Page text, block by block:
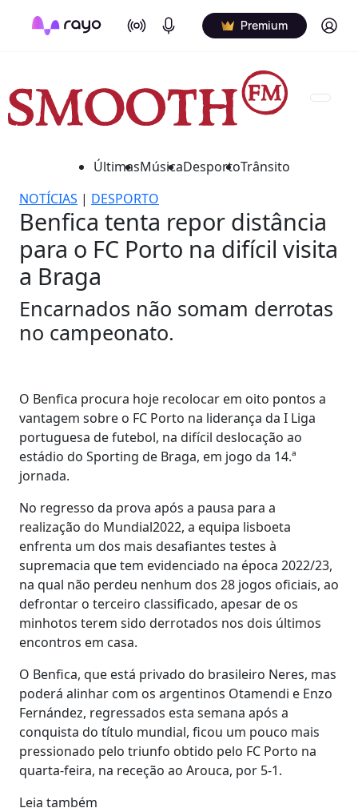
On Air Podcasts Premium Log in
ÚltimasMúsicaDesportoTrânsito
NOTÍCIAS | DESPORTO
Benfica tenta repor distância
para o FC Porto na difícil visita
a Braga
Encarnados não somam derrotas
no campeonato.
O Benfica procura hoje recolocar em oito pontos a
vantagem sobre o FC Porto na liderança da I Liga
portuguesa de futebol, na difícil deslocação ao
estádio do Sporting de Braga, em jogo da 14.ª
jornada.
No regresso da prova após a pausa para a
realização do Mundial2022, a equipa lisboeta
enfrenta um dos mais desafiantes testes à
supremacia que tem evidenciado na época 2022/23,
na qual não perdeu nenhum dos 28 jogos oficiais, ao
defrontar o terceiro classificado, apesar de os
minhotos terem sido derrotados nos dois últimos
encontros em casa.
O Benfica, que está privado do brasileiro Neres, mas
poderá alinhar com os argentinos Otamendi e Enzo
Fernández, regressados esta semana após a
conquista do título mundial, ficou um pouco mais
pressionado pelo triunfo obtido pelo FC Porto na
quarta-feira, na receção ao Arouca, por 5-1.
Leia também